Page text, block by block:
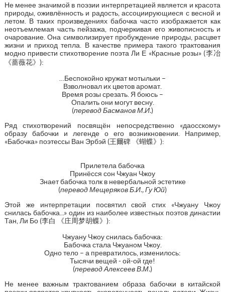
Не менее значимой в поэзии интерпретацией является и красота
природы, оживлённость и радость, ассоциирующиеся с весной и
летом. В таких произведениях бабочка часто изображается как
неотъемлемая часть пейзажа, подчеркивая его живописность и
очарование. Она символизирует пробуждение природы, расцвет
жизни и приход тепла. В качестве примера такого трактования
модно привести стихотворение поэта Ли Е «Красные розы» (李冶
《蔷薇花》):
…Беспокойно кружат мотыльки –
Взволновал их цветов аромат.
Время розы срезать. Я боюсь –
Опалить они могут весну.
(перевод Басманов М.И.)
Ряд стихотворений посвящён непосредственно «даосскому»
образу бабочки и легенде о его возникновении. Например,
«Бабочка» поэтессы Ван Эрбэй (王爾碑 《蝴蝶》):
Прилетела бабочка
Принёсся сон Чжуан Чжоу
Знает бабочка толк в невербальной эстетике
(перевод Мещеряков Б.И., Гу Юй)
Этой же интерпретации посвятил свой стих «Чжуану Чжоу
снилась бабочка...» один из наиболее известных поэтов династии
Тан, Ли Бо (李白 《庄周梦胡蝶》):
Чжуану Чжоу снилась бабочка:
Бабочка стала Чжуаном Чжоу.
Одно тело – а превратилось, изменилось:
Тысячи вещей - ой-ой где!
(переводАлексеев В.М.)
Не менее важным трактованием образа бабочки в китайской